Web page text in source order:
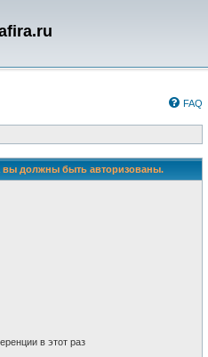
FAQ
вы должны быть авторизованы.
в этот раз